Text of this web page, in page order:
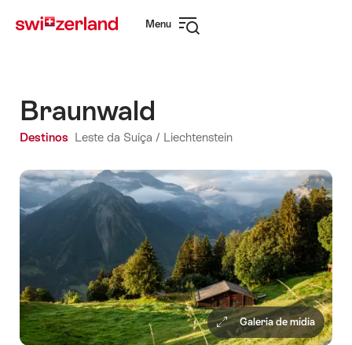
em
rápida
Menu
Braunwald
Destinos Leste da Suíça / Liechtenstein
Galeria de mídia